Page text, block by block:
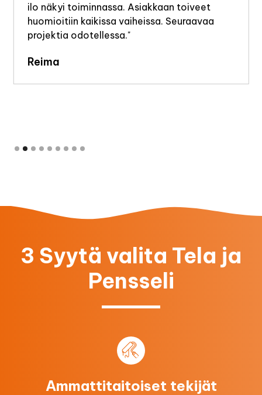
ilo näkyi toiminnassa. Asiakkaan toiveet
huomioitiin kaikissa vaiheissa. Seuraavaa
projektia odotellessa."
Reima
Slide 2 of 9.
3 Syytä valita Tela ja
Pensseli
Ammattitaitoiset tekijät